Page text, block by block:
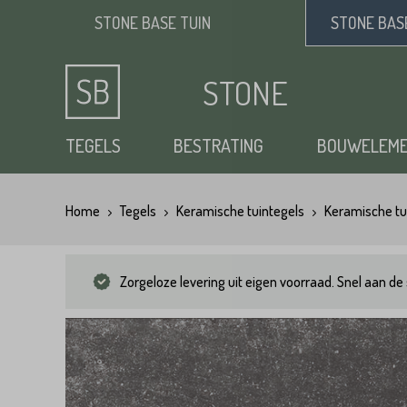
STONE BASE TUIN STONE
STONE
BASE
TEGELS
Keramische tuintegels
Flagstones
Zwembad randtegels
BESTRATING
Klinkers
Kasseien
Kinderkoppen
Opsluitbanden
Vijverranden
Steenstrips
Siergrind
Benodigdheden
Vloertegels
Home Tegels Keramische tuintegels Keramische
Zorgeloze levering uit eigen voorraad. Snel aan de